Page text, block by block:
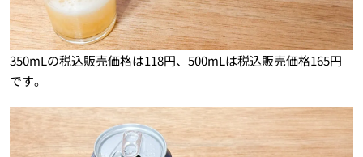
350mLの税込販売価格は118円、500mLは税込販売価格165円
です。